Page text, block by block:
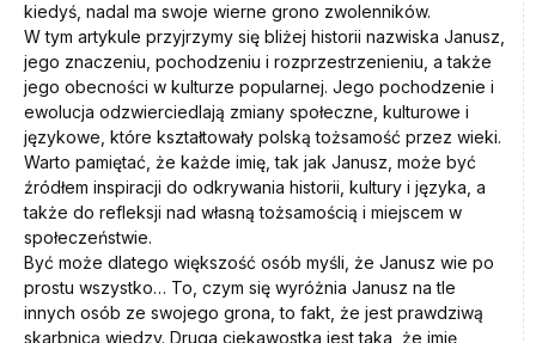
kiedyś, nadal ma swoje wierne grono zwolenników.
W tym artykule przyjrzymy się bliżej historii nazwiska Janusz,
jego znaczeniu, pochodzeniu i rozprzestrzenieniu, a także
jego obecności w kulturze popularnej. Jego pochodzenie i
ewolucja odzwierciedlają zmiany społeczne, kulturowe i
językowe, które kształtowały polską tożsamość przez wieki.
Warto pamiętać, że każde imię, tak jak Janusz, może być
źródłem inspiracji do odkrywania historii, kultury i języka, a
także do refleksji nad własną tożsamością i miejscem w
społeczeństwie.
Być może dlatego większość osób myśli, że Janusz wie po
prostu wszystko… To, czym się wyróżnia Janusz na tle
innych osób ze swojego grona, to fakt, że jest prawdziwą
skarbnicą wiedzy. Druga ciekawostka jest taka, że imię